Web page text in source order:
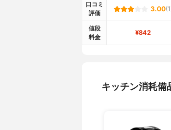
口コミ
評価
3.00
値段
料金
¥842
キッチン消耗備